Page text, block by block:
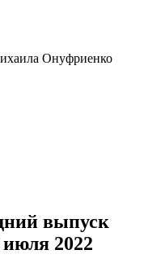
Онуфриенко
выпуск
2022